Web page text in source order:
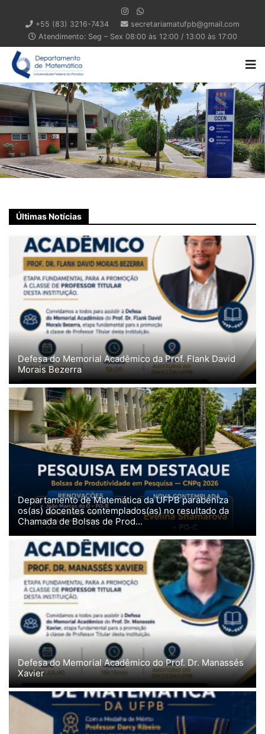
+55 (83) 3216-7434
secretariamatufpb@gmail.com
Atendimento: Seg – Sex 08:00 às 12:00 / 13:00 às 17:00
Últimas Notícias
Defesa do Memorial Acadêmico da Prof. Flank David
Morais Bezerra
Departamento de Matemática da UFPB parabeniza
os(as) docentes contemplados(as) no resultado da
Chamada de Bolsas de Prod...
Defesa do Memorial Acadêmico do Prof. Dr. Manassés
Xavier